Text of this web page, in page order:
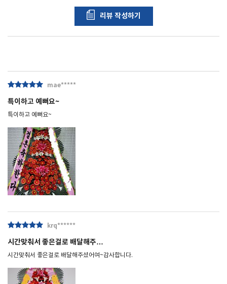
리뷰 작성하기
mae*****
특이하고 예뻐요~
특이하고 예뻐요~
krq******
시간맞춰서 좋은걸로 배달해주…
시간맞춰서 좋은걸로 배달해주셨어여~감사합니다.